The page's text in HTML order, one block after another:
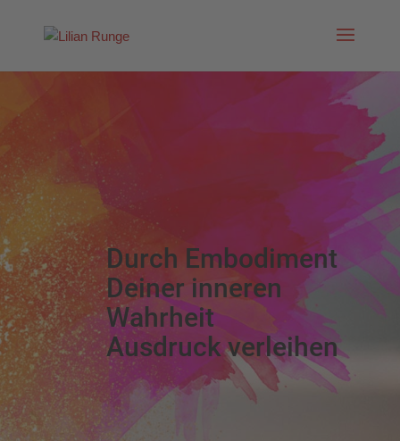
Durch Embodiment
Deiner inneren
Wahrheit
Ausdruck verleihen